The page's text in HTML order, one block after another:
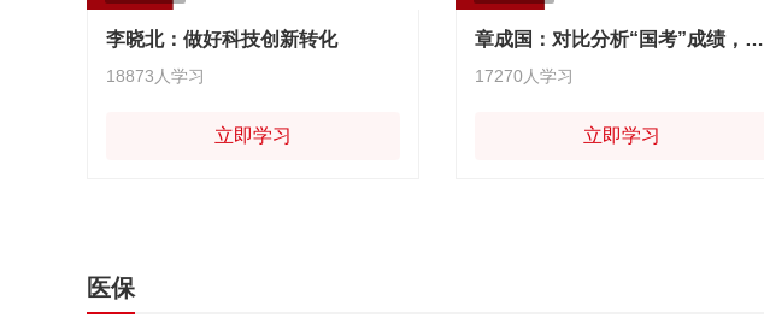
李晓北：做好科技创新转化
18873人学习
立即学习
章成国：对比分析“国考”成绩，医院该这样优化经营思路
17270人学习
立即学习
医保